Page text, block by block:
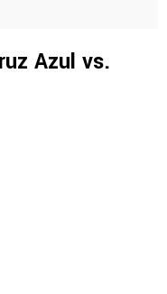
Azul vs.